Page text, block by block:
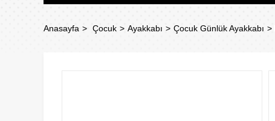
Anasayfa Çocuk Ayakkabı Çocuk Günlük Ayakkabı